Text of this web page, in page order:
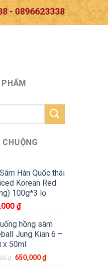
- 0896623338
Hàn Quốc thái
Korean Red
100g*3 lọ
₫
hồng sâm
Jung Kian 6 –
x 50ml
₫ 650,000₫